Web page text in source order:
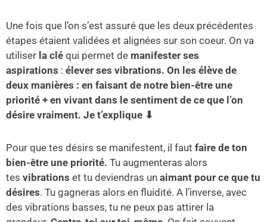
Une fois que l’on s’est assuré que les deux précédentes
étapes étaient validées et alignées sur son coeur. On va
utiliser la clé qui permet de manifester ses
aspirations : élever ses vibrations. On les élève de
deux manières : en faisant de notre bien-être une
priorité + en vivant dans le sentiment de ce que l’on
désire vraiment. Je t’explique ⬇
Pour que tes désirs se manifestent, il faut faire de ton
bien-être une priorité. Tu augmenteras alors
tes vibrations et tu deviendras un aimant pour ce que tu
désires. Tu gagneras alors en fluidité. A l’inverse, avec
des vibrations basses, tu ne peux pas attirer la